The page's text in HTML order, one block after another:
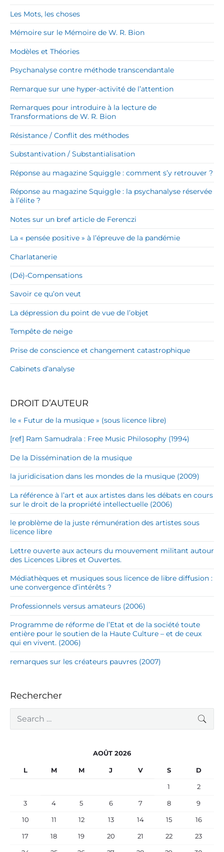
Les Mots, les choses
Mémoire sur le Mémoire de W. R. Bion
Modèles et Théories
Psychanalyse contre méthode transcendantale
Remarque sur une hyper-activité de l’attention
Remarques pour introduire à la lecture de
Transformations de W. R. Bion
Résistance / Conflit des méthodes
Substantivation / Substantialisation
Réponse au magazine Squiggle : comment s’y retrouver ?
Réponse au magazine Squiggle : la psychanalyse réservée
à l’élite ?
Notes sur un bref article de Ferenczi
La « pensée positive » à l’épreuve de la pandémie
Charlatanerie
(Dé)-Compensations
Savoir ce qu’on veut
La dépression du point de vue de l’objet
Tempête de neige
Prise de conscience et changement catastrophique
Cabinets d’analyse
DROIT D’AUTEUR
le « Futur de la musique » (sous licence libre)
[ref] Ram Samudrala : Free Music Philosophy (1994)
De la Dissémination de la musique
la juridicisation dans les mondes de la musique (2009)
La référence à l’art et aux artistes dans les débats en cours
sur le droit de la propriété intellectuelle (2006)
le problème de la juste rémunération des artistes sous
licence libre
Lettre ouverte aux acteurs du mouvement militant autour
des Licences Libres et Ouvertes.
Médiathèques et musiques sous licence de libre diffusion :
une convergence d’intérêts ?
Professionnels versus amateurs (2006)
Programme de réforme de l’Etat et de la société toute
entière pour le soutien de la Haute Culture – et de ceux
qui en vivent. (2006)
remarques sur les créateurs pauvres (2007)
Rechercher
a
AOÛT 2026
L M M J V S D
1 2
3 4 5 6 7 8 9
10 11 12 13 14 15 16
17 18 19 20 21 22 23